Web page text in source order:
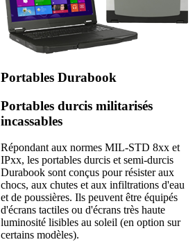
Portables Durabook
Portables durcis militarisés
incassables
Répondant aux normes MIL-STD 8xx et
IPxx, les portables durcis et semi-durcis
Durabook sont conçus pour résister aux
chocs, aux chutes et aux infiltrations d'eau
et de poussières. Ils peuvent être équipés
d'écrans tactiles ou d'écrans très haute
luminosité lisibles au soleil (en option sur
certains modèles).